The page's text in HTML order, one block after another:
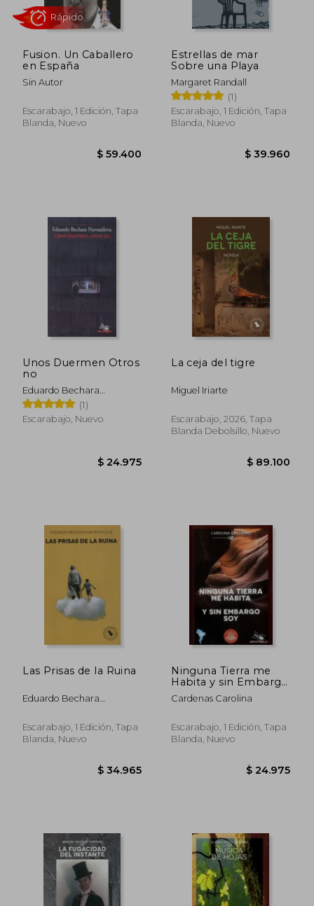
Rápido
Fusion. Un Caballero
en España
Sin Autor
Escarabajo, 1 Edición, Tapa
Blanda, Nuevo
Rápido
Estrellas de mar
Sobre una Playa
Margaret Randall
(1)
Escarabajo, 1 Edición, Tapa
Blanda, Nuevo
Unos Duermen Otros
no
Eduardo Bechara
Navratilova
(1)
Escarabajo, Nuevo
La ceja del tigre
Miguel Iriarte
Escarabajo, 2026, Tapa
Blanda Debolsillo, Nuevo
Las Prisas de la Ruina
Eduardo Bechara
Escarabajo, 1 Edición, Tapa
Blanda, Nuevo
Ninguna Tierra me
Habita y sin Embargo
soy
Cardenas Carolina
Escarabajo, 1 Edición, Tapa
Blanda, Nuevo